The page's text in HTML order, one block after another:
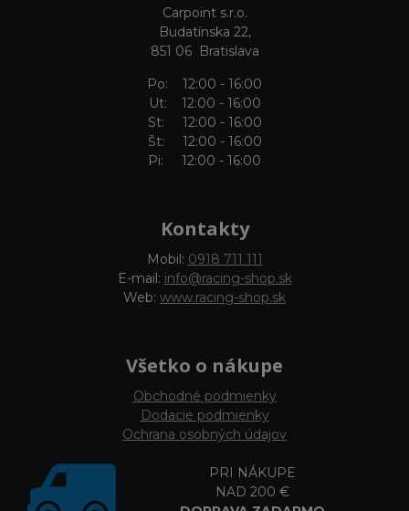
Carpoint s.r.o.
Budatínska 22,
851 06 Bratislava
Po: 12:00 - 16:00
Ut: 12:00 - 16:00
St: 12:00 - 16:00
Št: 12:00 - 16:00
Pi: 12:00 - 16:00
Kontakty
Mobil: 0918 711 111
E-mail: info@racing-shop.sk
Web: www.racing-shop.sk
Všetko o nákupe
Obchodné podmienky
Dodacie podmienky
Ochrana osobných údajov
PRI NÁKUPE
NAD 200 €